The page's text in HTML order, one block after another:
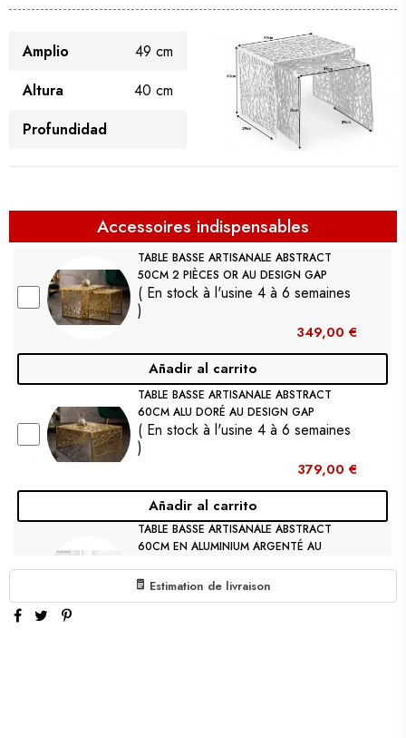
Amplio
49 cm
Altura
40 cm
Profundidad
Accessoires indispensables
TABLE BASSE ARTISANALE ABSTRACT
50CM 2 PIÈCES OR AU DESIGN GAP
( En stock à l'usine 4 à 6 semaines
)
349,00 €
Añadir al carrito
TABLE BASSE ARTISANALE ABSTRACT
60CM ALU DORÉ AU DESIGN GAP
( En stock à l'usine 4 à 6 semaines
)
379,00 €
Añadir al carrito
TABLE BASSE ARTISANALE ABSTRACT
60CM EN ALUMINIUM ARGENTÉ AU
( En stock à l'usine 4 à 6 semaines
)
Estimation de livraison